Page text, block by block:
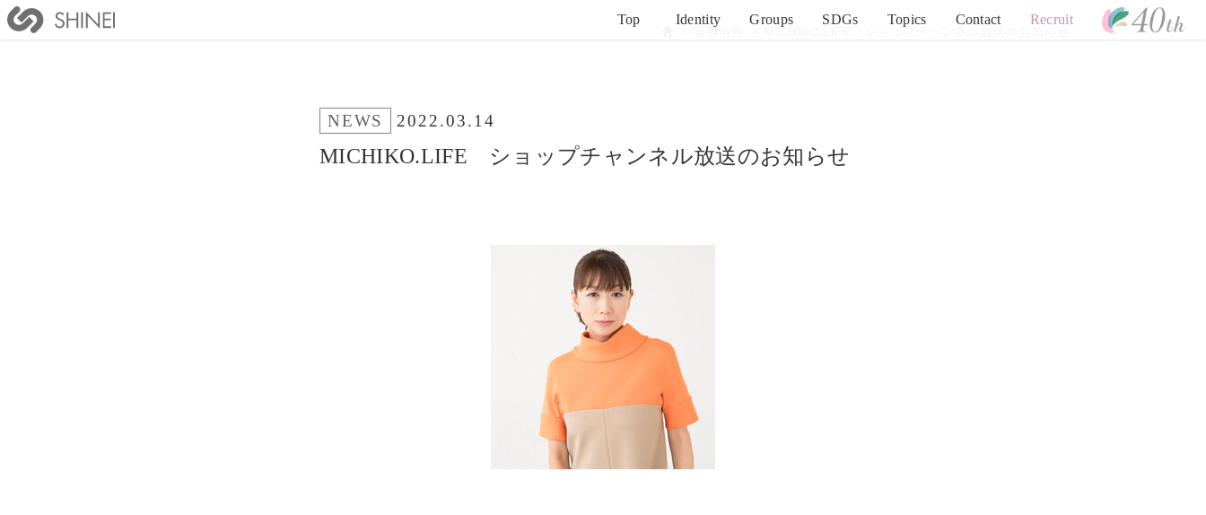
Top Identity Groups SDGs Topics Contact Recruit
新着情報 MICHIKO.LIFE ショップチャンネル放送のお知らせ
NEWS 2022.03.14
MICHIKO.LIFE ショップチャンネル放送のお知らせ